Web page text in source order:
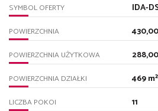
SYMBOL OFERTY IDA-
POWIERZCHNIA
POWIERZCHNIA UŻYTKOWA
POWIERZCHNIA DZIAŁKI 469 m²
LICZBA POKOI 11